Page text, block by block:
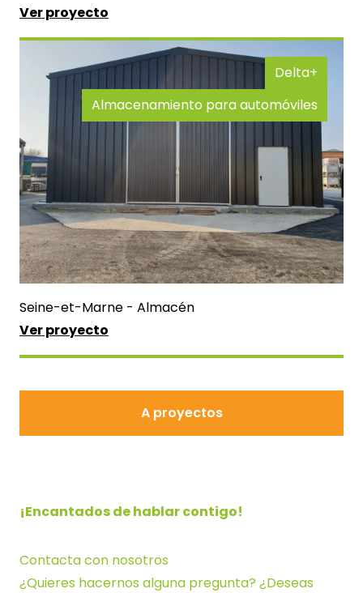
Ver proyecto
Delta+
Almacenamiento para automóviles
Seine-et-Marne - Almacén
Ver proyecto
A proyectos
A proyectos
¡Encantados de hablar contigo!
Contacta con nosotros
¿Quieres hacernos alguna pregunta? ¿Deseas